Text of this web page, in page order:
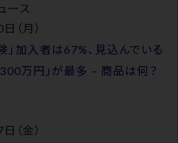
ース
（月）
」加入者は67%、見込んでいる
万円」が最多 – 商品は何？
（金）